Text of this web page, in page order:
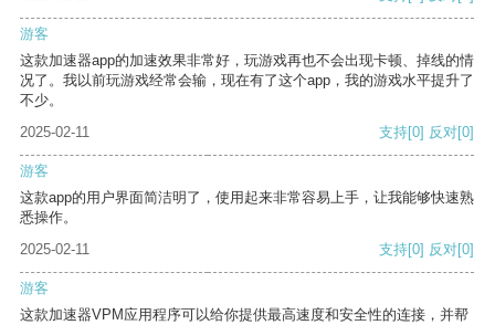
游客
这款加速器app的加速效果非常好，玩游戏再也不会出现卡顿、掉线的情
况了。我以前玩游戏经常会输，现在有了这个app，我的游戏水平提升了
不少。
2025-02-11
支持[0] 反对[0]
游客
这款app的用户界面简洁明了，使用起来非常容易上手，让我能够快速熟
悉操作。
2025-02-11
支持[0] 反对[0]
游客
这款加速器VPM应用程序可以给你提供最高速度和安全性的连接，并帮